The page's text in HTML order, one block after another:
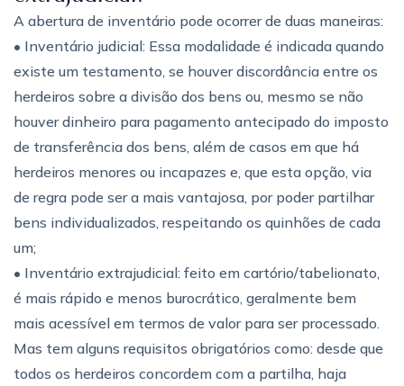
A abertura de inventário pode ocorrer de duas maneiras:
• Inventário judicial: Essa modalidade é indicada quando
existe um testamento, se houver discordância entre os
herdeiros sobre a divisão dos bens ou, mesmo se não
houver dinheiro para pagamento antecipado do imposto
de transferência dos bens, além de casos em que há
herdeiros menores ou incapazes e, que esta opção, via
de regra pode ser a mais vantajosa, por poder partilhar
bens individualizados, respeitando os quinhões de cada
um;
• Inventário extrajudicial: feito em cartório/tabelionato,
é mais rápido e menos burocrático, geralmente bem
mais acessível em termos de valor para ser processado.
Mas tem alguns requisitos obrigatórios como: desde que
todos os herdeiros concordem com a partilha, haja